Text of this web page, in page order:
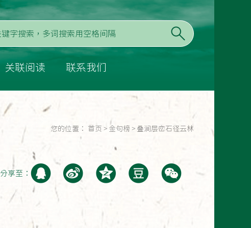
关联阅读 联系我们
您的位置： 首页 > 金句榜 > 叠涧层峦石径云林
分享至：